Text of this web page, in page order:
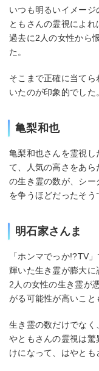
いつも明るいイメー
ともさんの霊視によれ
過去に2人の女性から
た。
そこまで正確に当て
いたのが印象的でした
亀梨和也
亀梨和也さんを霊視
て、人気の高さをあ
の生き霊の数が、シ
を争うほどだったそう
明石家さんま
「ホンマでっか!?TV
輝いた生き霊が膨大に
2人の女性の生き霊が
がる可能性が高いこと
生き霊の数だけでな
やともさんの霊視は
けになって、はやとも